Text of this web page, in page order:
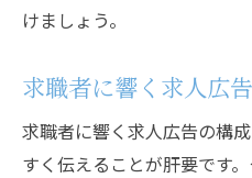
けましょう。
求職者に響く求人広
求職者に響く求人広告の構
すく伝えることが肝要です